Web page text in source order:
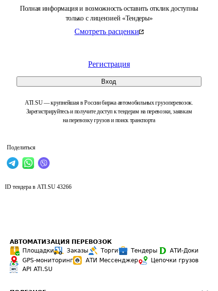
Полная информация и возможность оставить отклик доступны
только с лицензией «Тендеры»
Смотреть расценки
Регистрация
Вход
ATI.SU — крупнейшая в России биржа автомобильных грузоперевозок.
Зарегистрируйтесь и получите доступ к тендерам на перевозки, заявкам
на перевозку грузов и поиск транспорта
Поделиться
ID тендера в ATI.SU 43266
АВТОМАТИЗАЦИЯ ПЕРЕВОЗОК
Площадки
Заказы Торги Тендеры
АТИ-Доки
GPS-мониторинг
АТИ Мессенджер
Цепочки грузов
API ATI.SU